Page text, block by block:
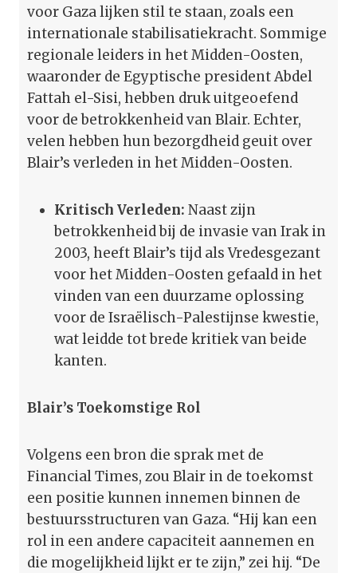
voor Gaza lijken stil te staan, zoals een
internationale stabilisatiekracht. Sommige
regionale leiders in het Midden-Oosten,
waaronder de Egyptische president Abdel
Fattah el-Sisi, hebben druk uitgeoefend
voor de betrokkenheid van Blair. Echter,
velen hebben hun bezorgdheid geuit over
Blair’s verleden in het Midden-Oosten.
Kritisch Verleden: Naast zijn
betrokkenheid bij de invasie van Irak in
2003, heeft Blair’s tijd als Vredesgezant
voor het Midden-Oosten gefaald in het
vinden van een duurzame oplossing
voor de Israëlisch-Palestijnse kwestie,
wat leidde tot brede kritiek van beide
kanten.
Blair’s Toekomstige Rol
Volgens een bron die sprak met de
Financial Times, zou Blair in de toekomst
een positie kunnen innemen binnen de
bestuursstructuren van Gaza. “Hij kan een
rol in een andere capaciteit aannemen en
die mogelijkheid lijkt er te zijn,” zei hij. “De